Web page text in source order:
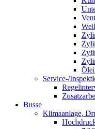
Service-/
Busse
Klimaanlage,